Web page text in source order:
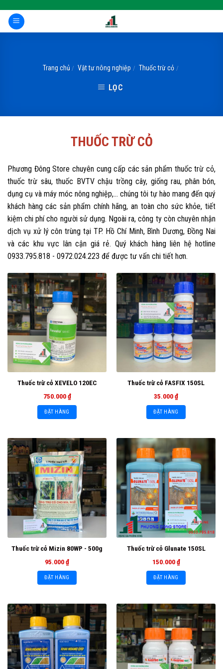
content
Trang chủ / Vật tư nông nghiệp / Thuốc trừ cỏ /
LỌC
THUỐC TRỪ CỎ
Phương Đông Store chuyên cung cấp các sản phẩm thuốc trừ cỏ,
thuốc trừ sâu, thuốc BVTV chậu trồng cây, giống rau, phân bón,
dụng cụ và máy móc nông nghiệp,... chúng tôi tự hào mang đến quý
khách hàng các sản phẩm chính hãng, an toàn cho sức khỏe, tiết
kiệm chi phí cho người sử dụng. Ngoài ra, công ty còn chuyên nhận
dịch vụ xử lý côn trùng tại TP. Hồ Chí Minh, Bình Dương, Đồng Nai
và các khu vực lân cận giá rẻ. Quý khách hàng liên hệ hotline
0933.795.818 - 0972.024.223 để được tư vấn chi tiết hơn.
Thuốc trừ cỏ XEVELO 120EC
750.000₫
ĐẶT HÀNG
Thuốc trừ cỏ FASFIX 150SL
35.000₫
ĐẶT HÀNG
Thuốc trừ cỏ Mizin 80WP - 500g
95.000₫
ĐẶT HÀNG
Thuốc trừ cỏ Glunate 150SL
150.000₫
ĐẶT HÀNG